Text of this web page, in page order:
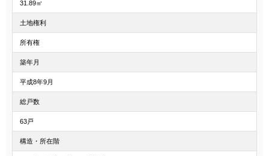
31.89㎡
土地権利
所有権
築年月
平成8年9月
総戸数
63戸
構造・所在階